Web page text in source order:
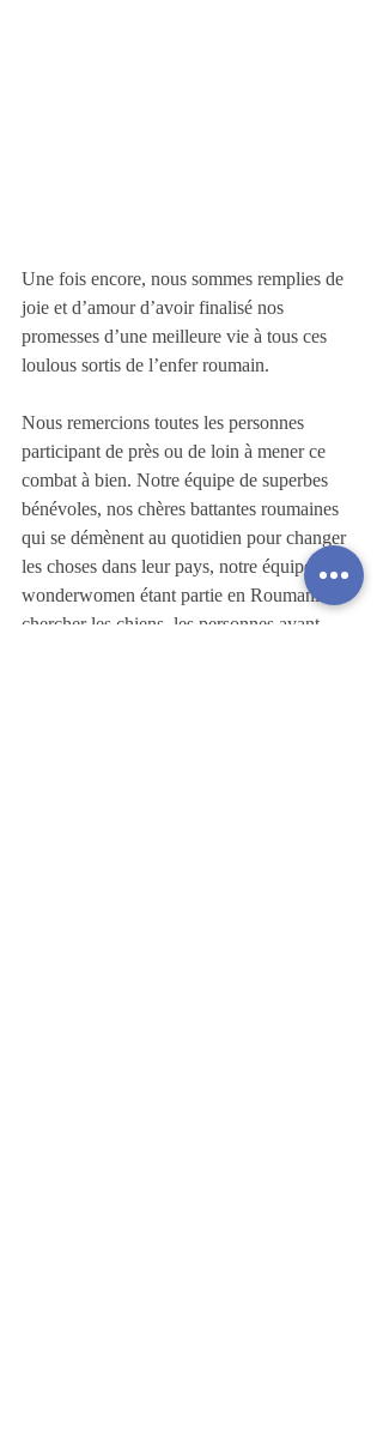
Une fois encore, nous sommes remplies de
joie et d’amour d’avoir finalisé nos
promesses d’une meilleure vie à tous ces
loulous sortis de l’enfer roumain.
Nous remercions toutes les personnes
participant de près ou de loin à mener ce
combat à bien. Notre équipe de superbes
bénévoles, nos chères battantes roumaines
qui se démènent au quotidien pour changer
les choses dans leur pays, notre équipe de
wonderwomen étant partie en Roumanie
chercher les chiens, les personnes ayant